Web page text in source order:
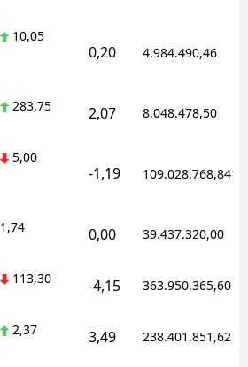
10,05
0,20 4.984.490,46
283,75 2,07 8.048.478,50
5,00
-1,19 109.028.768,84
1,74 0,00 39.437.320,00
113,30 -4,15 363.950.365,60
2,37 3,49 238.401.851,62